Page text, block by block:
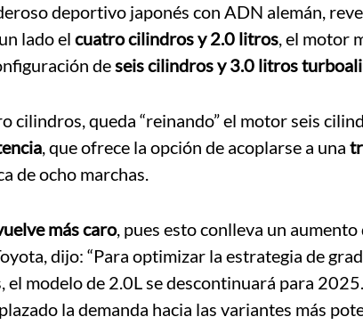
deportivo japonés con ADN alemán,
lado el cuatro cilindros y 2.0 litros, el motor
deseis cilindros y 3.0 litros
cilindros, queda “reinando” el motor seis
, que ofrece la opción de acoplarse a una
de ocho marchas.
más caro, pues esto conlleva un aumento
dijo: “Para optimizar la estrategia de
el modelo de 2.0L se descontinuará para
la demanda hacia las variantes más